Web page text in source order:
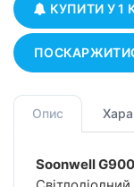
КУПИТИ У 1
Опис
Soonwell